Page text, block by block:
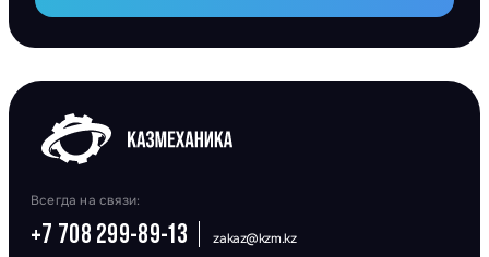
Всегда на связи:
+7 708 299-89-13 zakaz@kzm.kz